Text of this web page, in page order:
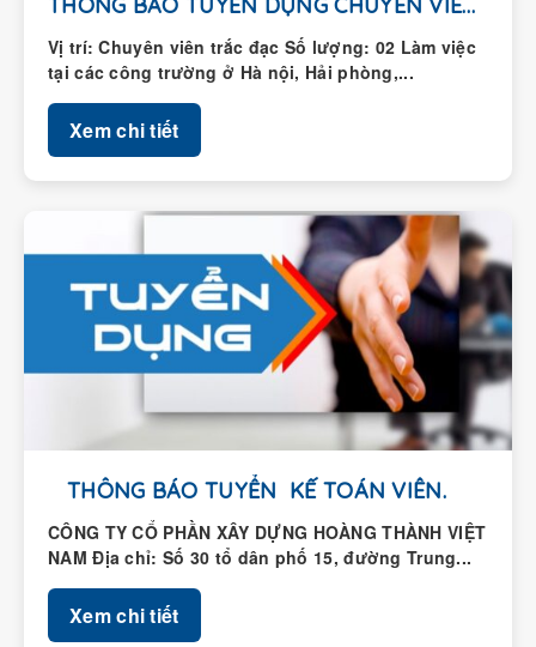
Vị trí: Chuyên viên trắc đạc Số lượng: 02 Làm việc
tại các công trường ở Hà nội, Hải phòng,...
Xem chi tiết
THÔNG BÁO TUYỂN KẾ TOÁN VIÊN.
CÔNG TY CỔ PHẦN XÂY DỰNG HOÀNG THÀNH VIỆT
NAM Địa chỉ: Số 30 tổ dân phố 15, đường Trung...
Xem chi tiết